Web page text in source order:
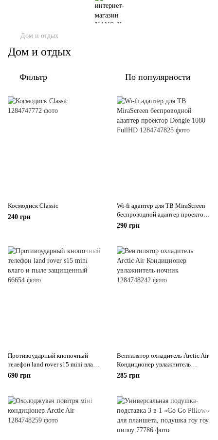
Дом и отдых
Дом и отдых
Фильтр По популярности
Космодиск Classic
240 грн
Wi-fi адаптер для ТВ MiraScreen
беспроводной адаптер проектор
Dongle 1080 FullHD
290 грн
Противоударный кнопочный
телефон land rover s15 mini влаго
и пыле защищенный
690 грн
Вентилятор охладитель Arctic Air
Кондиционер увлажнитель
ночник
285 грн